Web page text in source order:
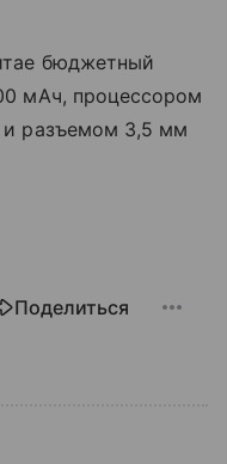
бюджетный
мАч, процессором
и разъемом 3,5 мм
Поделиться